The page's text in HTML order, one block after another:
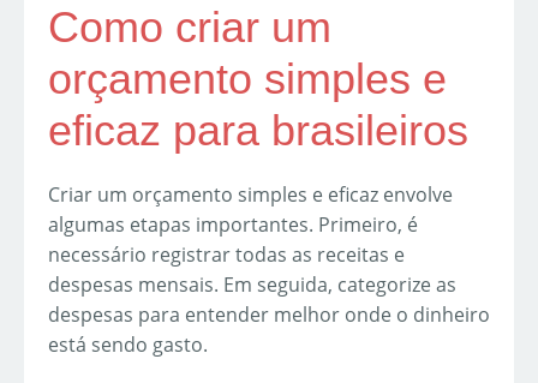
Como criar um
orçamento simples e
eficaz para brasileiros
Criar um orçamento simples e eficaz envolve
algumas etapas importantes. Primeiro, é
necessário registrar todas as receitas e
despesas mensais. Em seguida, categorize as
despesas para entender melhor onde o dinheiro
está sendo gasto.